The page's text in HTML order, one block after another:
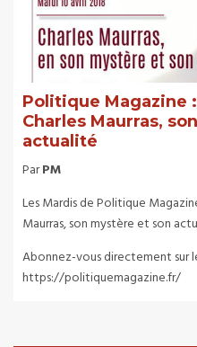
Politique Magazine
Charles Maurras,
actualité
ParPM
Les Mardis de Politique
Maurras, son mystère et son
Abonnez-vous directement sur
https://politiquemagazine.fr/